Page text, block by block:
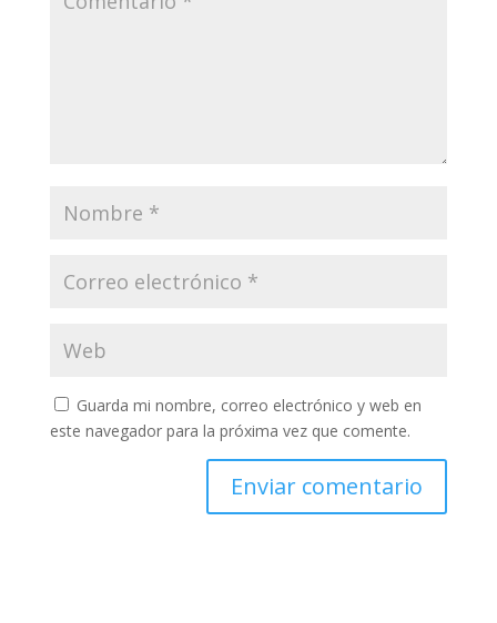
Guarda mi nombre, correo electrónico y web en
este navegador para la próxima vez que comente.